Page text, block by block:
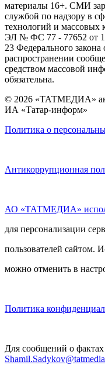
материалы 16+. СМИ
службой по надзору в
технологий и массовых
ЭЛ № ФС 77 - 77652 от
23 Федерального
распространении
средством массовой
обязательна.
© 2026 «ТАТМЕДИА»
ИА «Татар-информ»
Политика о
Антикоррупционная
АО «ТАТМЕДИА»
для персонализации
пользователей сайтом.
можно отменить в
Политика
Для сообщений о